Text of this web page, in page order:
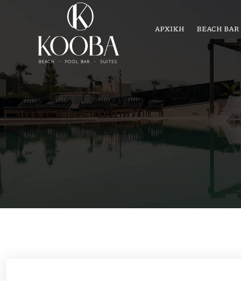
ΑΡΧΙΚΗ BEACH BAR